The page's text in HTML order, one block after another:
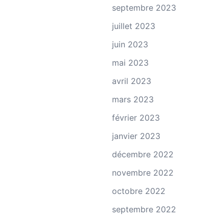
septembre 2023
juillet 2023
juin 2023
mai 2023
avril 2023
mars 2023
février 2023
janvier 2023
décembre 2022
novembre 2022
octobre 2022
septembre 2022